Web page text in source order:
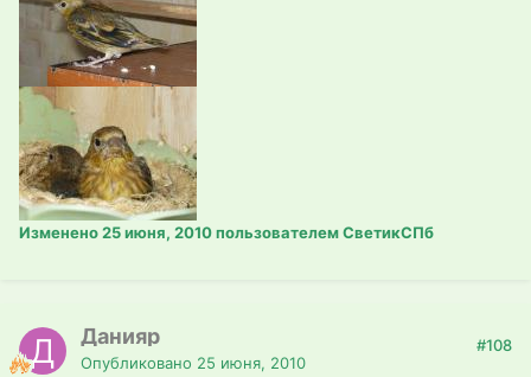
Изменено25 июня, 2010пользователем СветикСПб
Данияр
Опубликовано 25 июня, 2010
#108